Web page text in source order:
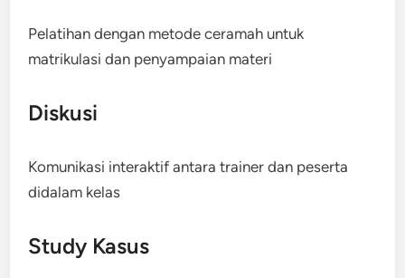
Pelatihan dengan metode ceramah untuk
matrikulasi dan penyampaian materi
Diskusi
Komunikasi interaktif antara trainer dan peserta
didalam kelas
Study Kasus